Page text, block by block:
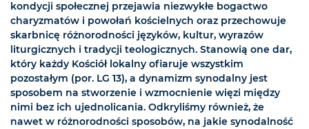
kondycji społecznej przejawia niezwykłe bogactwo
charyzmatów i powołań kościelnych oraz przechowuje
skarbnicę różnorodności języków, kultur, wyrazów
liturgicznych i tradycji teologicznych. Stanowią one dar,
który każdy Kościół lokalny ofiaruje wszystkim
pozostałym (por. LG 13), a dynamizm synodalny jest
sposobem na stworzenie i wzmocnienie więzi między
nimi bez ich ujednolicania. Odkryliśmy również, że
nawet w różnorodności sposobów, na jakie synodalność